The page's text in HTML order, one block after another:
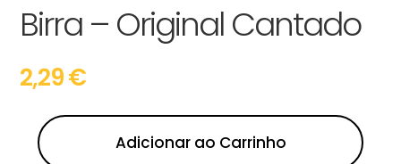
Birra – Original Cantado
2,29€
Adicionar ao Carrinho